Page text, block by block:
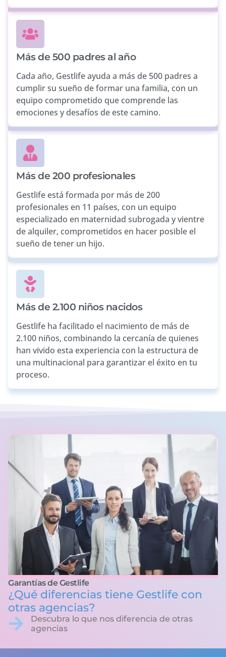
Más de 500 padres al año
Cada año, Gestlife ayuda a más de 500 padres a
cumplir su sueño de formar una familia, con un
equipo comprometido que comprende las
emociones y desafíos de este camino.
Más de 200 profesionales
Gestlife está formada por más de 200
profesionales en 11 países, con un equipo
especializado en maternidad subrogada y vientre
de alquiler, comprometidos en hacer posible el
sueño de tener un hijo.
Más de 2.100 niños nacidos
Gestlife ha facilitado el nacimiento de más de
2.100 niños, combinando la cercanía de quienes
han vivido esta experiencia con la estructura de
una multinacional para garantizar el éxito en tu
proceso.
Garantías de Gestlife
¿Qué diferencias tiene Gestlife con
otras agencias?
Descubra lo que nos diferencia de otras
agencias